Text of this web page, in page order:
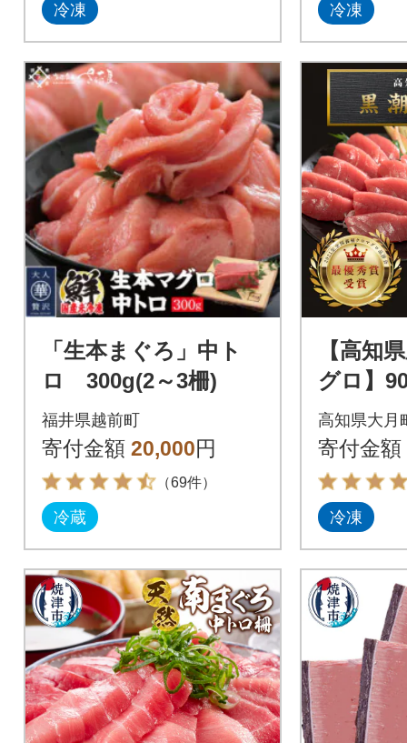
冷凍 冷凍
「生本まぐろ」中ト
ロ 300g(2～3柵)
福井県越前町
寄付金額 20,000円
（69件）
冷蔵
【高知
グロ】
0g 赤身
急速冷凍
高知県大月
寄付金額
冷凍